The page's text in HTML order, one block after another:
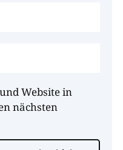
Website in
nächsten